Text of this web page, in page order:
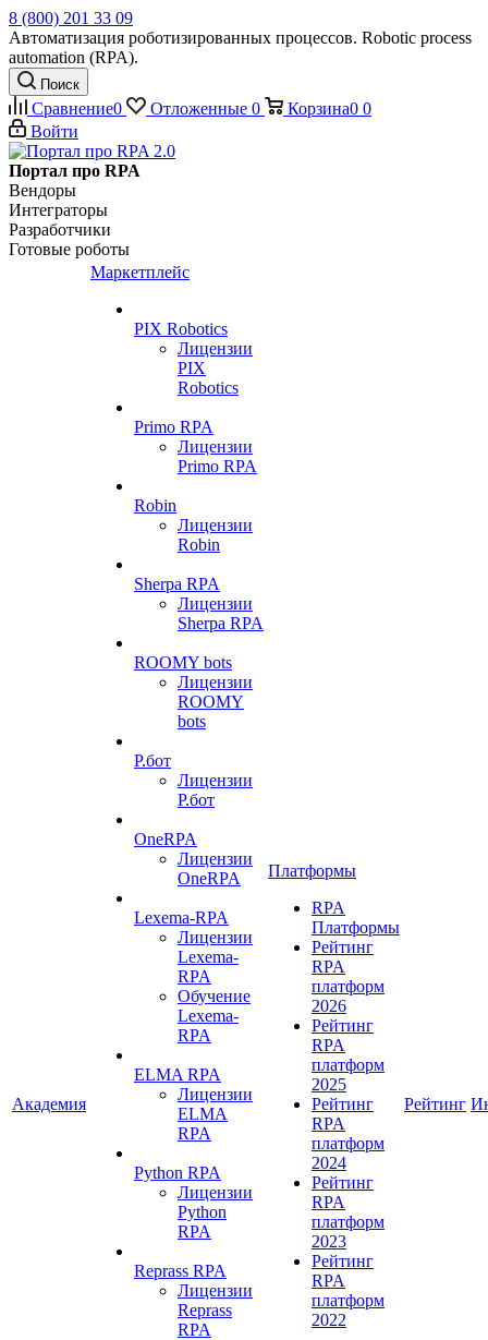
8 (800) 201 33 09
Автоматизация роботизированных процессов. Robotic process
automation (RPA).
Поиск
Сравнение0 Отложенные 0 Корзина0 0
Войти
Портал про RPA
Вендоры
Интеграторы
Разработчики
Готовые роботы
Академия
Маркетплейс
PIX Robotics
Лицензии
PIX
Robotics
Primo RPA
Лицензии
Primo RPA
Robin
Лицензии
Robin
Sherpa RPA
Лицензии
Sherpa RPA
ROOMY bots
Лицензии
ROOMY
bots
Р.бот
Лицензии
Р.бот
OneRPA
Лицензии
OneRPA
Lexema-RPA
Лицензии
Lexema-
RPA
Обучение
Lexema-
RPA
ELMA RPA
Лицензии
ELMA
RPA
Python RPA
Лицензии
Python
RPA
Reprass RPA
Лицензии
Reprass
RPA
Платформы
RPA
Платформы
Рейтинг
RPA
платформ
2026
Рейтинг
RPA
платформ
2025
Рейтинг
RPA
платформ
2024
Рейтинг
RPA
платформ
2023
Рейтинг
RPA
платформ
2022
Рейтинг